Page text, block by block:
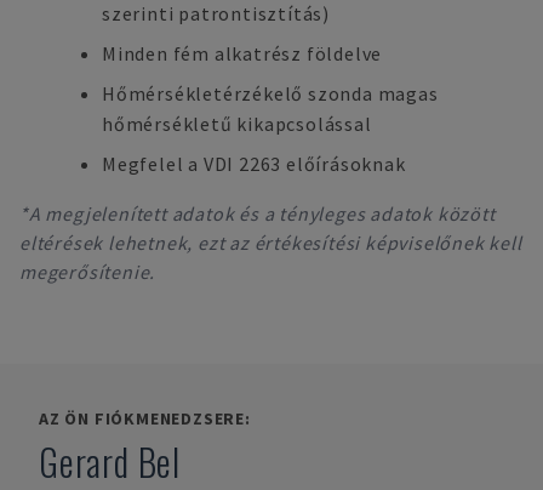
szerinti patrontisztítás)
Minden fém alkatrész földelve
Hőmérsékletérzékelő szonda magas
hőmérsékletű kikapcsolással
Megfelel a VDI 2263 előírásoknak
*A megjelenített adatok és a tényleges adatok között
eltérések lehetnek, ezt az értékesítési képviselőnek kell
megerősítenie.
AZ ÖN FIÓKMENEDZSERE:
Gerard Bel